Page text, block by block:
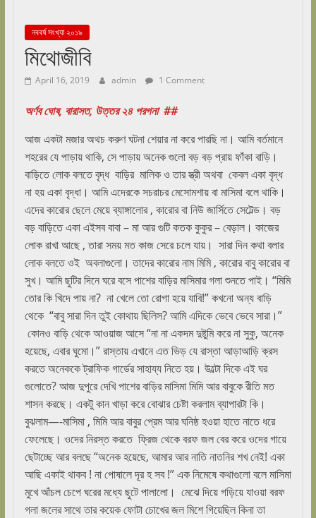
নববর্ষ সংখ্যা ২০১৯
মিথোজীবি
April 16, 2019 admin 1 Comment
অর্ণব ঘোষ, বারাসত, উত্তর ২৪ পরগনা ##
আজ একটা মজার অথচ করুণ ঘটনা শেয়ার না করে পারছি না। আমি বর্তমানে
শহরের যে পাড়ায় থাকি, সে পাড়ায় অনেক গুলো বড় বড় প্রায় ফাঁকা বাড়ি।
বাড়িতে লোক বলতে বৃদ্ধ বাড়ির মালিক ও তার স্ত্রী অথবা কেবল একা বৃদ্ধ
না হয় একা বৃদ্ধা। আমি এদেরকে সচরাচর মেসোমশায় বা মাসিমা বলে থাকি।
এদের কারোর ছেলে মেয়ে ব্যাঙ্গালোর , কারোর বা নিউ জার্সিতে সেটেল্ড। বড়
বড় বাড়িতে একা এইসব বাবা – মা আর গুটি কতক কুকুর – বেড়াল। কাজের
লোক রাখা আছে , তারা সময় মত কাজ সেরে চলে যায়। সারা দিন কথা বলার
লোক বলতে ওই অবলাগুলো। তাদের কারোর নাম মিমি , কারোর বাবু কারোর বা
সুখ। আমি ছুটির দিনে ঘরে বসে পাশের বাড়ির মাসিমার গলা শুনতে পাই। “মিমি
তোর কি খিদে পায় না? না খেলে তো রোগা হয়ে যাবি!” কখনো অন্য বাড়ি
থেকে “বাবু সারা দিন তুই কোথায় ছিলিস? আমি এদিকে ভেবে ভেবে সারা।”
কোনও বাড়ি থেকে আওয়াজ আসে “না না একদম দুষ্টুমি করে না সুকু, অনেক
হয়েছে, এবার ঘুমো।” রাস্তায় এখানে এত ভিড় যে রাস্তা আড়াআড়ি ক্রস
করতে অনেককে ট্রাফিক গার্ডের সাহায্য নিতে হয়। উল্টো দিকে এই ঘর
গুলোতে? আজ দুপুরে দেখি পাশের বাড়ির মাসিমা মিমি আর বাবুকে রীতি মত
শাসন করছে। একটু কান খাড়া করে বোঝার চেষ্টা করলাম ব্যাপারটা কি।
বুঝলাম—-মাসিমা , মিমি আর বাবুর প্রেম আর ঘনিষ্ঠ হওয়া হাতে নাতে ধরে
ফেলেছে। ওদের নিরস্ত করতে ফ্রিজ থেকে বরফ জল বের করে ওদের গায়ে
ছেটাচ্ছে আর বলছে “অনেক হয়েছে, আমার আর নাতি নাতনির শখ নেই! একা
আছি একাই থাকব ! না পোষালে দূর হ সব !” এক নিমেষে কথাগুলো বলে মাসিমা
মুখে আঁচল চেপে ঘরের মধ্যে ছুটে পালালো। মেঝে দিয়ে গড়িয়ে যাওয়া বরফ
গলা জলের সাথে তার কয়েক ফোটা চোখের জল মিশে গিয়েছিল কিনা তা